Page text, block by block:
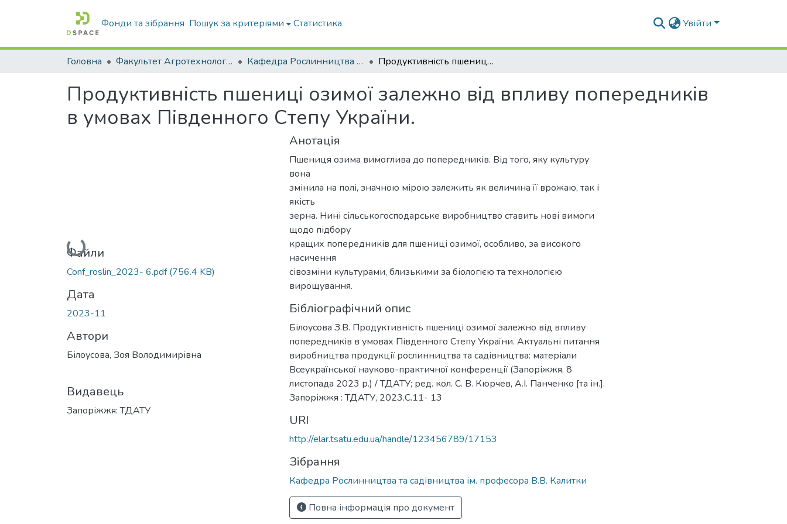
Фонди та зібрання Пошук за критеріями Статистика Увійти
Головна Факультет Агротехнологій та екології Кафедра Рослинництва та садівництва ім. професора В.В. Калитки Продуктивність пшениці озимої залежно від впливу попередників в умовах Південного Степу України.
Продуктивність пшениці озимої залежно від впливу попередників
в умовах Південного Степу України.
Вантажиться...
Файли
Conf_roslin_2023- 6.pdf(756.4 KB)
Дата
2023-11
Автори
Білоусова, Зоя Володимирівна
Видавець
Запоріжжя: ТДАТУ
Анотація
Пшениця озима вимоглива до попередників. Від того, яку культуру
вона
змінила на полі, значною мірою залежить як величина її врожаю, так і
якість
зерна. Нині сільськогосподарське виробництво ставить нові вимоги
щодо підбору
кращих попередників для пшениці озимої, особливо, за високого
насичення
сівозміни культурами, близькими за біологією та технологією
вирощування.
Бібліографічний опис
Білоусова З.В. Продуктивність пшениці озимої залежно від впливу
попередників в умовах Південного Степу України. Актуальні питання
виробництва продукції рослинництва та садівництва: матеріали
Всеукраїнської науково-практичної конференції (Запоріжжя, 8
листопада 2023 р.) / ТДАТУ; ред. кол. С. В. Кюрчев, А.І. Панченко [та ін.].
Запоріжжя : ТДАТУ, 2023.С.11- 13
URI
http://elar.tsatu.edu.ua/handle/123456789/17153
Зібрання
Кафедра Рослинництва та садівництва ім. професора В.В. Калитки
Повна інформація про документ